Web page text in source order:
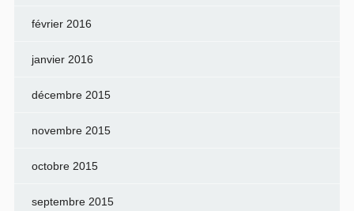
février 2016
janvier 2016
décembre 2015
novembre 2015
octobre 2015
septembre 2015